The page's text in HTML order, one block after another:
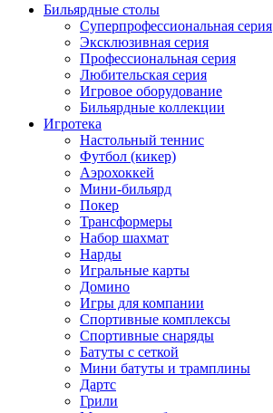
Бильярдные столы
Суперпрофессиональная серия
Эксклюзивная серия
Профессиональная серия
Любительская серия
Игровое оборудование
Бильярдные коллекции
Игротека
Настольный теннис
Футбол (кикер)
Аэрохоккей
Мини-бильярд
Покер
Трансформеры
Набор шахмат
Нарды
Игральные карты
Домино
Игры для компании
Спортивные комплексы
Спортивные снаряды
Батуты с сеткой
Мини батуты и трамплины
Дартс
Грили